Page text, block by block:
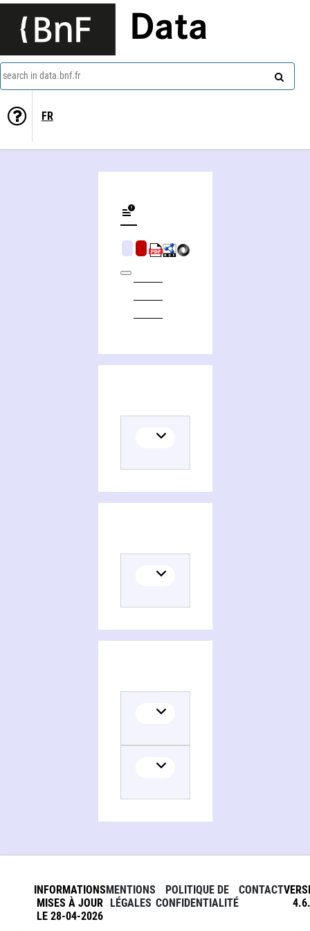
Data
search in data.bnf.fr
FR
INFORMATIONS
MISES À JOUR
LE 28-04-2026
MENTIONS
LÉGALES
POLITIQUE DE
CONFIDENTIALITÉ
CONTACT